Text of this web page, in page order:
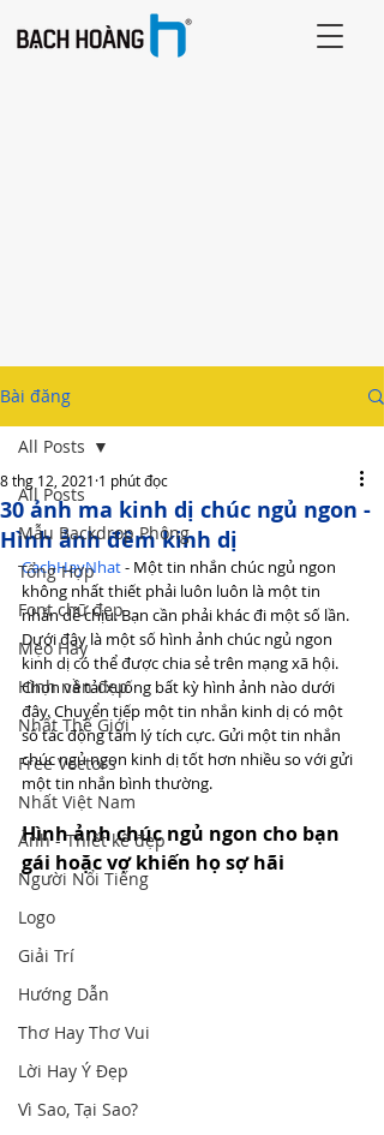
Bài đăng
All Posts
Mẫu Backdrop Phông
Tổng Hợp
Font chữ đẹp
Mẹo Hay
Hình nền đẹp
Nhất Thế Giới
Free Vectors
Nhất Việt Nam
Ảnh - Thiết kế đẹp
Người Nổi Tiếng
Logo
Giải Trí
Hướng Dẫn
Thơ Hay Thơ Vui
Lời Hay Ý Đẹp
Vì Sao, Tại Sao?
All Posts
30 ảnh ma kinh dị chúc ngủ ngon -
Hình ảnh đêm kinh dị
8 thg 12, 2021 1 phút đọc
CachHayNhat - Một tin nhắn chúc ngủ ngon
không nhất thiết phải luôn luôn là một tin
nhắn dễ chịu. Bạn cần phải khác đi một số lần.
Dưới đây là một số hình ảnh chúc ngủ ngon
kinh dị có thể được chia sẻ trên mạng xã hội.
Chọn và tải xuống bất kỳ hình ảnh nào dưới
đây. Chuyển tiếp một tin nhắn kinh dị có một
số tác động tâm lý tích cực. Gửi một tin nhắn
chúc ngủ ngon kinh dị tốt hơn nhiều so với gửi
một tin nhắn bình thường.
Hình ảnh chúc ngủ ngon cho bạn
gái hoặc vợ khiến họ sợ hãi